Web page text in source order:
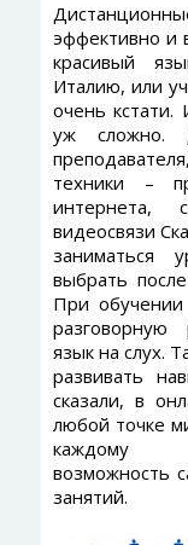
эффективно и
красивый
Италию, или
очень
уж сложно.
техники –
видеосвязи
заниматься
выбрать
При
разговорную
язык на слух.
развивать
сказали, в
любой точке
каждому
возможность
занятий.